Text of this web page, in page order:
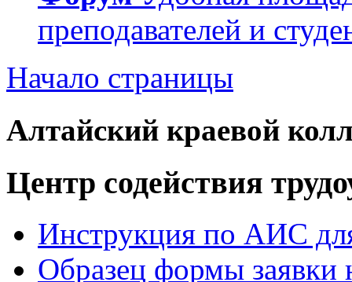
преподавателей и
Начало страницы
Алтайский краевой
Центр содействия
Инструкция по АИС
Образец формы заявки